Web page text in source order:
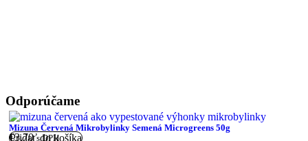
Odporúčame
Mizuna Červená Mikrobylinky Semená Microgreens 50g
€3,70 s DPH
Pridať do košíka